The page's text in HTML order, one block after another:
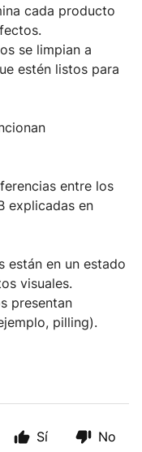
cada producto
se limpian a
estén listos para
entre los
explicadas en
están en un estado
visuales.
presentan
pilling).
Sí No